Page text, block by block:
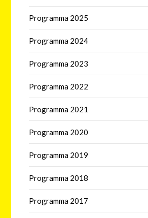
Programma 2025
Programma 2024
Programma 2023
Programma 2022
Programma 2021
Programma 2020
Programma 2019
Programma 2018
Programma 2017